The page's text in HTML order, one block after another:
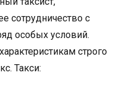
сотрудничество с
особых условий.
строго
Такси: